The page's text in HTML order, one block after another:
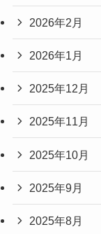
2026年2月
2026年1月
2025年12月
2025年11月
2025年10月
2025年9月
2025年8月